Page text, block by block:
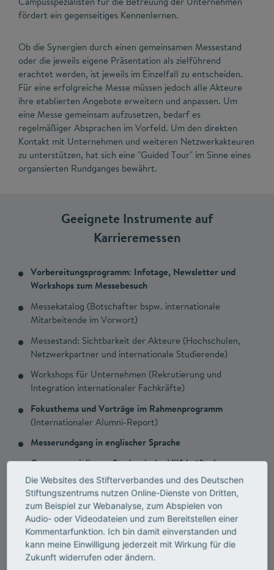
fördert ein gegenseitiges Kennenlernen.
Ob die Synergien durch einen gemeinsamen Messestand
oder die jeweils eigene Präsentation als zielführend
erachtet werden, ist jeweils im Einzelfall zu entscheiden.
Für eine erfolgreiche Messe müssen jedoch alle Akteure
ihre etablierten Angebote erweitern und anpassen. Um
eine Messe gemeinsam aufzusetzen, bedarf es
regelmäßiger Absprachen im Vorfeld. Um den direkten
Kontakt mit Unternehmen und weiteren Netzwerkakteuren
zu unterstützen, hat sich eine "Guided Tour" im Sinne eines
organsierten Rundganges bewährt.
Geeignete Instrumente auf
Karrieremessen
Vorbereitungsprogramm: Infotage, Newsletter und
Workshops zum Messebesuch
Messekatalog (Botschafter bspw. internationale
Mitarbeitende im Vorwort)
Messestand: Sichtbarkeit der Akteure (Hochschulen,
Netzwerkpartner und internationale Studierende)
Workshops für Unternehmen (Rekrutierung und
Integration internationaler Fachkräfte)
Fokusthema und Vorträge im Rahmenprogramm
(Internationaler Alumni-Report)
Messerundgang in englischer Sprache
Campusspezialisten: Studentische Hilfskräfte betreuen
Unternehmen
Netzwerk: Im Dialog mit den Unternehmen –
persönlicher Besuch am Stand
Jobwall: Aushang von Praktika, Werkstudentenstellen
und offenen Jobs
Die Websites des Stifterverbandes und des Deutschen
Stiftungszentrums nutzen Online-Dienste von Dritten,
zum Beispiel zur Webanalyse, zum Abspielen von
Audio- oder Videodateien und zum Bereitstellen einer
Kommentarfunktion. Ich bin damit einverstanden und
kann meine Einwilligung jederzeit mit Wirkung für die
Zukunft widerrufen oder ändern.